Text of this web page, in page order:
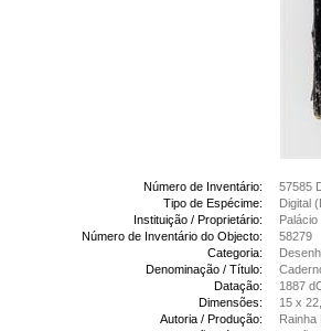
Número de Inventário:
57585
Tipo de Espécime:
Digital
Instituição / Proprietário:
Palácio
Número de Inventário do Objecto:
58279
Categoria:
Denominação / Título:
Datação:
1887
Dimensões:
15 x
Autoria / Produção:
Rainha